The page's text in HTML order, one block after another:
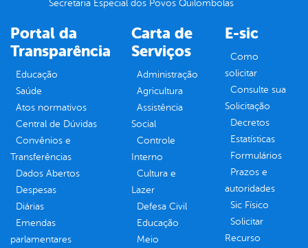
Secretaria Especial dos Povos Quilombolas
Portal da
Transparência
Educação
Saúde
Atos normativos
Central de Dúvidas
Convênios e
Transferências
Dados Abertos
Despesas
Diárias
Emendas
parlamentares
Carta de
Serviços
Administração
Agricultura
Assistência
Social
Controle
Interno
Cultura e
Lazer
Defesa Civil
Educação
Meio
E-sic
Como
solicitar
Consulte sua
Solicitação
Decretos
Estatísticas
Formulários
Prazos e
autoridades
Sic Físico
Solicitar
Recurso